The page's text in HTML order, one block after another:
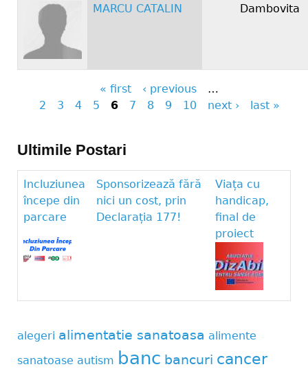
MARCU CATALIN Dambovita
Pages
« first ‹ previous
…
2
3 4 5 6 7 8 9 10 next › last »
Ultimile Postari
Incluziunea
începe din
parcare
Sponsorizează fără
nici un cost, prin
Declarația 177!
Viața cu
handicap,
final de
proiect
alegeri alimentatie sanatoasa alimente
sanatoase autism banc bancuri cancer